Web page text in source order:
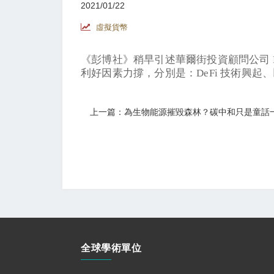
2021/01/22
虛擬貨幣
《彭博社》稍早引述華爾街投資顧問公
利好因素力撐，分別是：DeFi 技術興起
上一篇：為生物能源摧毀森林？碳中和只是童話
全球學術單位